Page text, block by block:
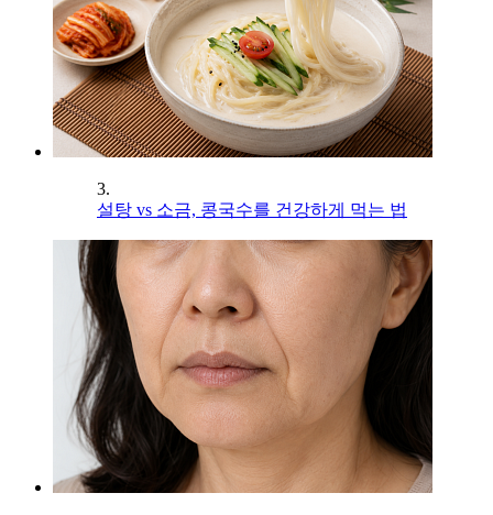
3.
설탕 vs 소금, 콩국수를 건강하게 먹는 법